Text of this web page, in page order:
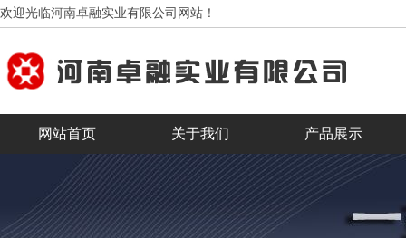
欢迎光临河南卓融实业有限公司网站！
网站首页 关于我们 产品展示
客户见证 合作客户